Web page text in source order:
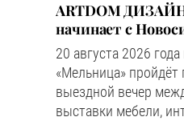
ARTDOM
начинает с
20 августа 2026
«Мельница»
выездной вечер
выставки мебели,